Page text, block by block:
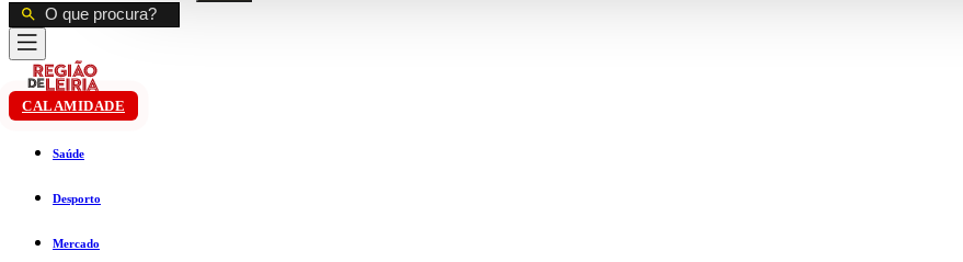
CALAMIDADE
Saúde
Desporto
Mercado